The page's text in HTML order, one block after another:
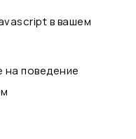
в вашем
поведение